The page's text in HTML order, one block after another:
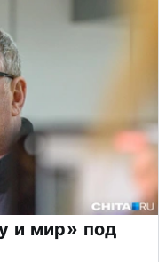
и мир» под